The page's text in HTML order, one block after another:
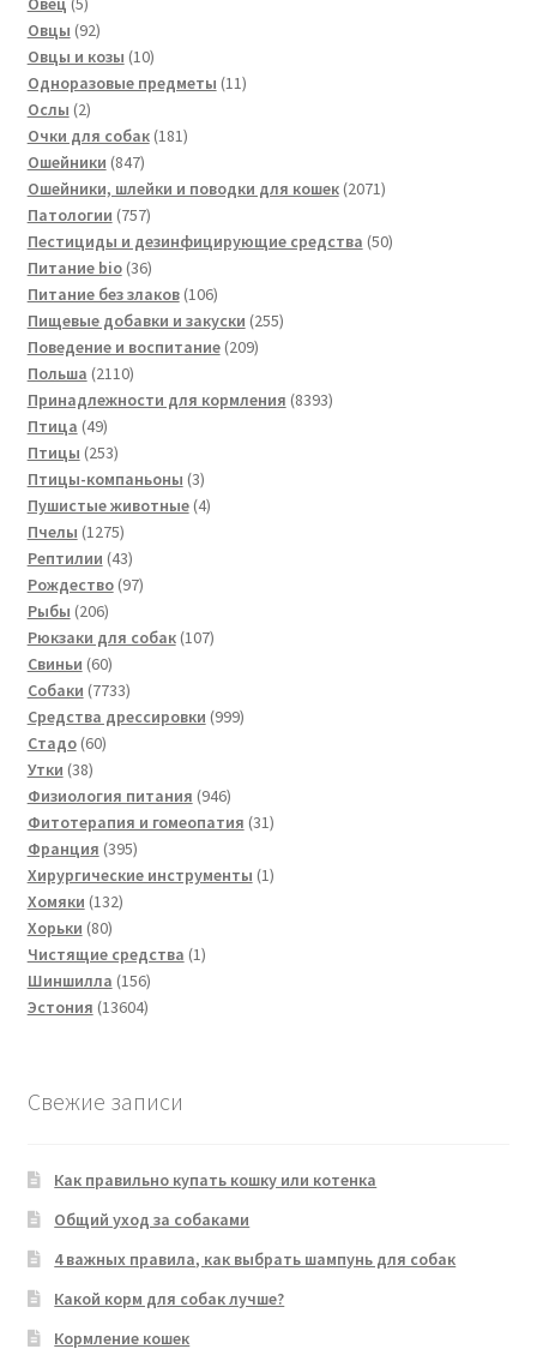
товаров
Овцы 9292
товара
Овцы и козы 1010
товаров
Одноразовые предметы 1111
Ослы 22
товара
Очки для собак 181181
Ошейники 847847
товаров
Ошейники, шлейки и поводки для кошек 20712071
Патологии 757757
товаров
Пестициды и дезинфицирующие средства 5050
Питание bio 3636
товаров
Питание без злаков 106106
товаров
Пищевые добавки и закуски 255255
Поведение и воспитание 209209
Польша 21102110
товаров
Принадлежности для кормления 83938393
Птица 4949
товаров
Птицы 253253
товара
Птицы-компаньоны 33
товара
Пушистые животные 44
Пчелы 12751275
товаров
Рептилии 4343
товара
Рождество 9797
Рыбы 206206
товаров
Рюкзаки для собак 107107
Свиньи 6060
товаров
Собаки 77337733
товара
Средства дрессировки 999999
Стадо 6060
Утки 3838
товаров
Физиология питания 946946
товаров
Фитотерапия и гомеопатия 3131
Франция 395395
товаров
Хирургические инструменты 11
Хомяки 132132
Хорьки 8080
товаров
Чистящие средства 11
Шиншилла 156156
товаров
Эстония 1360413604
Свежие записи
Как правильно купать кошку или котенка
Общий уход за собаками
4 важных правила, как выбрать шампунь для собак
Какой корм для собак лучше?
Кормление кошек